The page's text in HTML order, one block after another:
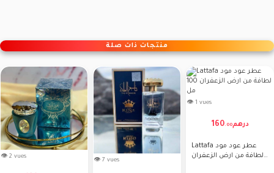
منتجات ذات صلة
👁 2 vues
👁 7 vues
👁 1 vues
160. 00درهم
Lattafa عطر عود مود
لطافة من ارض الزعفران